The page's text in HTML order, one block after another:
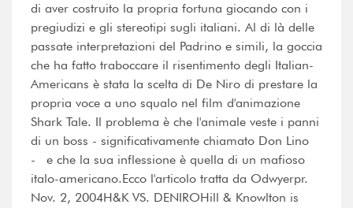
di aver costruito la propria fortuna giocando con i
pregiudizi e gli stereotipi sugli italiani. Al di là delle
passate interpretazioni del Padrino e simili, la goccia
che ha fatto traboccare il risentimento degli Italian-
Americans è stata la scelta di De Niro di prestare la
propria voce a uno squalo nel film d'animazione
Shark Tale. Il problema è che l'animale veste i panni
di un boss - significativamente chiamato Don Lino
- e che la sua inflessione è quella di un mafioso
italo-americano.Ecco l'articolo tratta da Odwyerpr.
Nov. 2, 2004H&K VS. DENIROHill & Knowlton is